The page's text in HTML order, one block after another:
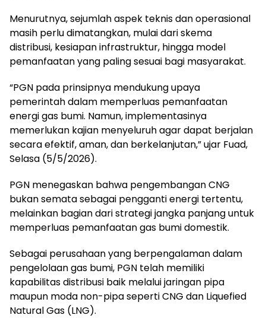
Menurutnya, sejumlah aspek teknis dan operasional
masih perlu dimatangkan, mulai dari skema
distribusi, kesiapan infrastruktur, hingga model
pemanfaatan yang paling sesuai bagi masyarakat.
“PGN pada prinsipnya mendukung upaya
pemerintah dalam memperluas pemanfaatan
energi gas bumi. Namun, implementasinya
memerlukan kajian menyeluruh agar dapat berjalan
secara efektif, aman, dan berkelanjutan,” ujar Fuad,
Selasa (5/5/2026).
PGN menegaskan bahwa pengembangan CNG
bukan semata sebagai pengganti energi tertentu,
melainkan bagian dari strategi jangka panjang untuk
memperluas pemanfaatan gas bumi domestik.
Sebagai perusahaan yang berpengalaman dalam
pengelolaan gas bumi, PGN telah memiliki
kapabilitas distribusi baik melalui jaringan pipa
maupun moda non-pipa seperti CNG dan Liquefied
Natural Gas (LNG).